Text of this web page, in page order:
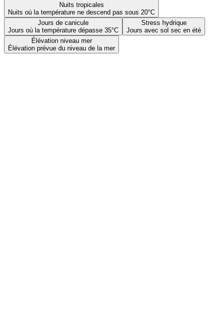
Nuits tropicales
Nuits où la température ne descend pas sous 20°C
Jours de canicule
Jours où la température dépasse 35°C
Stress hydrique
Jours avec sol sec en été
Élévation niveau mer
Élévation prévue du niveau de la mer